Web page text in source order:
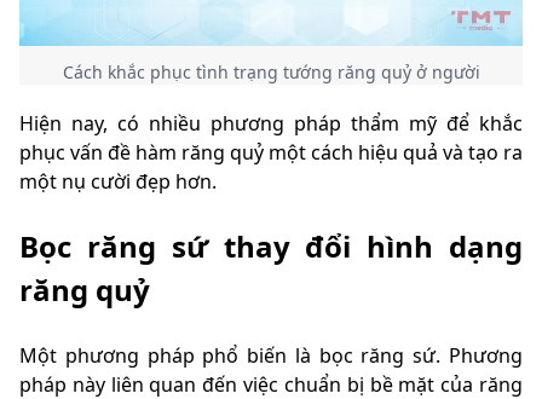
Cách khắc phục tình trạng tướng răng quỷ ở người
Hiện nay, có nhiều phương pháp thẩm mỹ để khắc
phục vấn đề hàm răng quỷ một cách hiệu quả và tạo ra
một nụ cười đẹp hơn.
Bọc răng sứ thay đổi hình dạng
răng quỷ
Một phương pháp phổ biến là bọc răng sứ. Phương
pháp này liên quan đến việc chuẩn bị bề mặt của răng